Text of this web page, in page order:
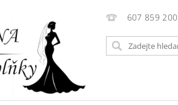
607 859 200